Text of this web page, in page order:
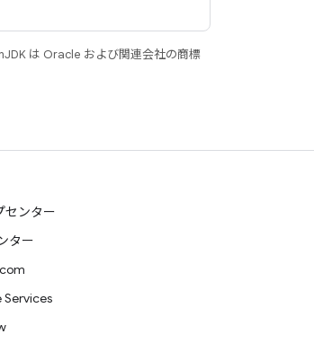
は Oracle および関連会社の商標
センター
ター